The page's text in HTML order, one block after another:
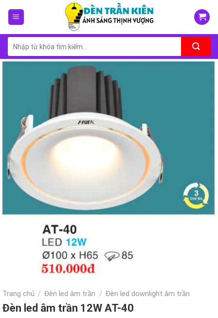
Tìm
kiếm:
Trang chủ / Đèn led âm trần / Đèn led downlight âm trần
Đèn led âm trần 12W AT-40